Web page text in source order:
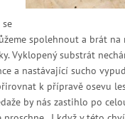
spolehnout a brát
Vyklopený substrát
a nastávající sucho
k přípravě osevu
by nás zastihlo po